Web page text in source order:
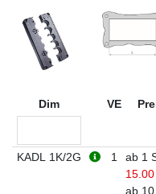
Dim VE
KADL 1K/2G 1
ab 1
15.00
ab